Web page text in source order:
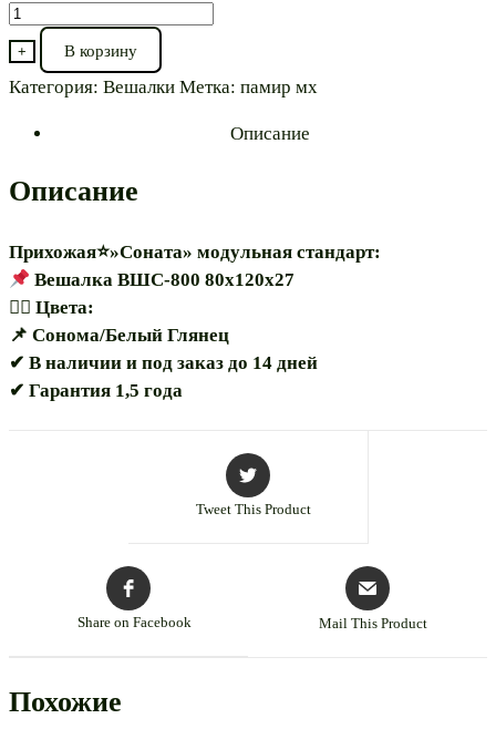
Количество
товара
Вешалка⭐"Соната
ВШС-800"
+ В корзину
Категория: Вешалки Метка: памир мх
Описание
Описание
Прихожая⭐»Соната» модульная стандарт:
Вешалка ВШС-800 80х120х27
🏳️‍🌈 Цвета:
📌 Сонома/Белый Глянец
✔ В наличии и под заказ до 14 дней
✔ Гарантия 1,5 года
Tweet This Product
Share on Facebook Mail This Product
Похожие